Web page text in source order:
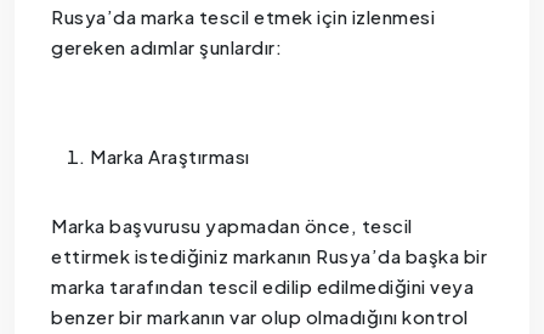
Rusya’da marka tescil etmek için izlenmesi
gereken adımlar şunlardır:
Marka Araştırması
Marka başvurusu yapmadan önce, tescil
ettirmek istediğiniz markanın Rusya’da başka bir
marka tarafından tescil edilip edilmediğini veya
benzer bir markanın var olup olmadığını kontrol